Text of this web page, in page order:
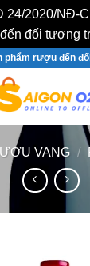
24/2020/NĐ-
đối tượng
phẩm rượu đến
VANG /